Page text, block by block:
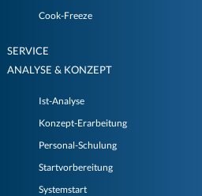
Cook-Freeze
SERVICE
ANALYSE & KONZEPT
Ist-Analyse
Konzept-Erarbeitung
Personal-Schulung
Startvorbereitung
Systemstart